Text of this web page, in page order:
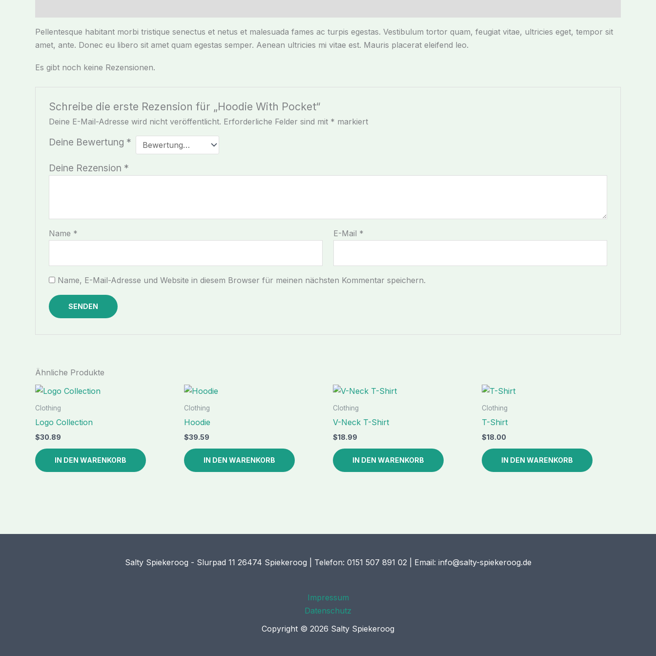
Pellentesque habitant morbi tristique senectus et netus et malesuada fames ac turpis egestas. Vestibulum tortor quam, feugiat vitae, ultricies eget, tempor sit
amet, ante. Donec eu libero sit amet quam egestas semper. Aenean ultricies mi vitae est. Mauris placerat eleifend leo.
Es gibt noch keine Rezensionen.
Schreibe die erste Rezension für „Hoodie With Pocket“
Deine E-Mail-Adresse wird nicht veröffentlicht. Erforderliche Felder sind mit * markiert
Deine Bewertung *
Deine Rezension *
Name * E-Mail *
Name, E-Mail-Adresse und Website in diesem Browser für meinen nächsten Kommentar speichern.
Ähnliche Produkte
Clothing
Logo Collection
$30.89
IN DEN WARENKORB
Clothing
Hoodie
$39.59
IN DEN WARENKORB
Clothing
V-Neck T-Shirt
$18.99
IN DEN WARENKORB
Clothing
T-Shirt
$18.00
IN DEN WARENKORB
Salty Spiekeroog - Slurpad 11 26474 Spiekeroog | Telefon: 0151 507 891 02 | Email: info@salty-spiekeroog.de
Impressum
Datenschutz
Copyright © 2026 Salty Spiekeroog